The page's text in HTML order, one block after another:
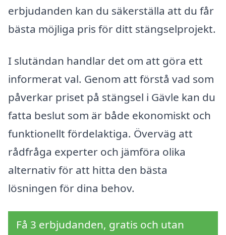
erbjudanden kan du säkerställa att du får
bästa möjliga pris för ditt stängselprojekt.
I slutändan handlar det om att göra ett
informerat val. Genom att förstå vad som
påverkar priset på stängsel i Gävle kan du
fatta beslut som är både ekonomiskt och
funktionellt fördelaktiga. Överväg att
rådfråga experter och jämföra olika
alternativ för att hitta den bästa
lösningen för dina behov.
Få 3 erbjudanden, gratis och utan